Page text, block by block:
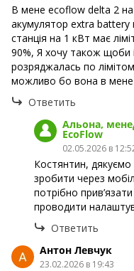
В мене ecoflow delta 2
акумулятор extra battery
станція на 1 кВт має
90%, Я хочу також щоби
розряджалась по
можливо бо вона в мене
Ответить
Альона,
EcoFlow
02.05.2026 в
Костянтин,
зробити через
потрібно
проводити
Ответить
Антон Левчук
23.02.2026 в 19:43